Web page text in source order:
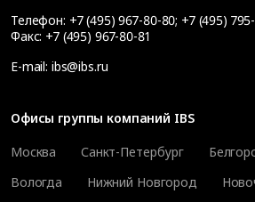
Телефон: +7 (495) 967-80-80; +7 (495)
Факс: +7 (495) 967-80-81
E-mail: ibs@ibs.ru
Офисы группы компаний IBS
Москва
Санкт-Петербург
Вологда
Нижний Новгород